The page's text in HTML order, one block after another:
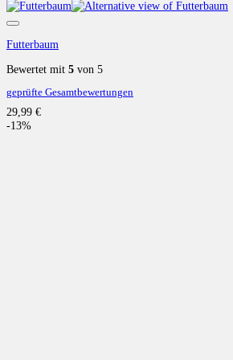
Futterbaum
Bewertet mit 5 von 5
geprüfte Gesamtbewertungen
29,99 €
-13%